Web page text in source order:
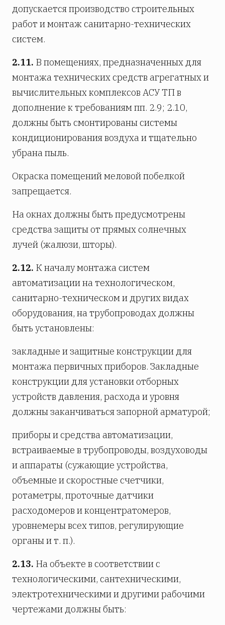
допускается производство строительных
работ и монтаж санитарно-технических
систем.
2.11. В помещениях, предназначенных для
монтажа технических средств агрегатных и
вычислительных комплексов АСУ ТП в
дополнение к требованиям пп. 2.9; 2.10,
должны быть смонтированы системы
кондиционирования воздуха и тщательно
убрана пыль.
Окраска помещений меловой побелкой
запрещается.
На окнах должны быть предусмотрены
средства защиты от прямых солнечных
лучей (жалюзи, шторы).
2.12. К началу монтажа систем
автоматизации на технологическом,
санитарно-техническом и других видах
оборудования, на трубопроводах должны
быть установлены:
закладные и защитные конструкции для
монтажа первичных приборов. Закладные
конструкции для установки отборных
устройств давления, расхода и уровня
должны заканчиваться запорной арматурой;
приборы и средства автоматизации,
встраиваемые в трубопроводы, воздуховоды
и аппараты (сужающие устройства,
объемные и скоростные счетчики,
ротаметры, проточные датчики
расходомеров и концентратомеров,
уровнемеры всех типов, регулирующие
органы и т. п.).
2.13. На объекте в соответствии с
технологическими, сантехническими,
электротехническими и другими рабочими
чертежами должны быть: